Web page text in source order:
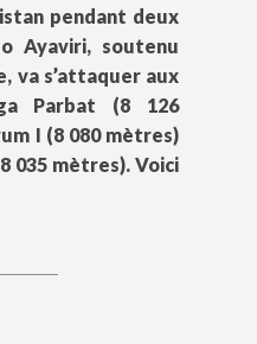
pendant deux
Ayaviri, soutenu
va s’attaquer aux
Parbat (8 126
I (8 080 mètres)
035 mètres). Voici